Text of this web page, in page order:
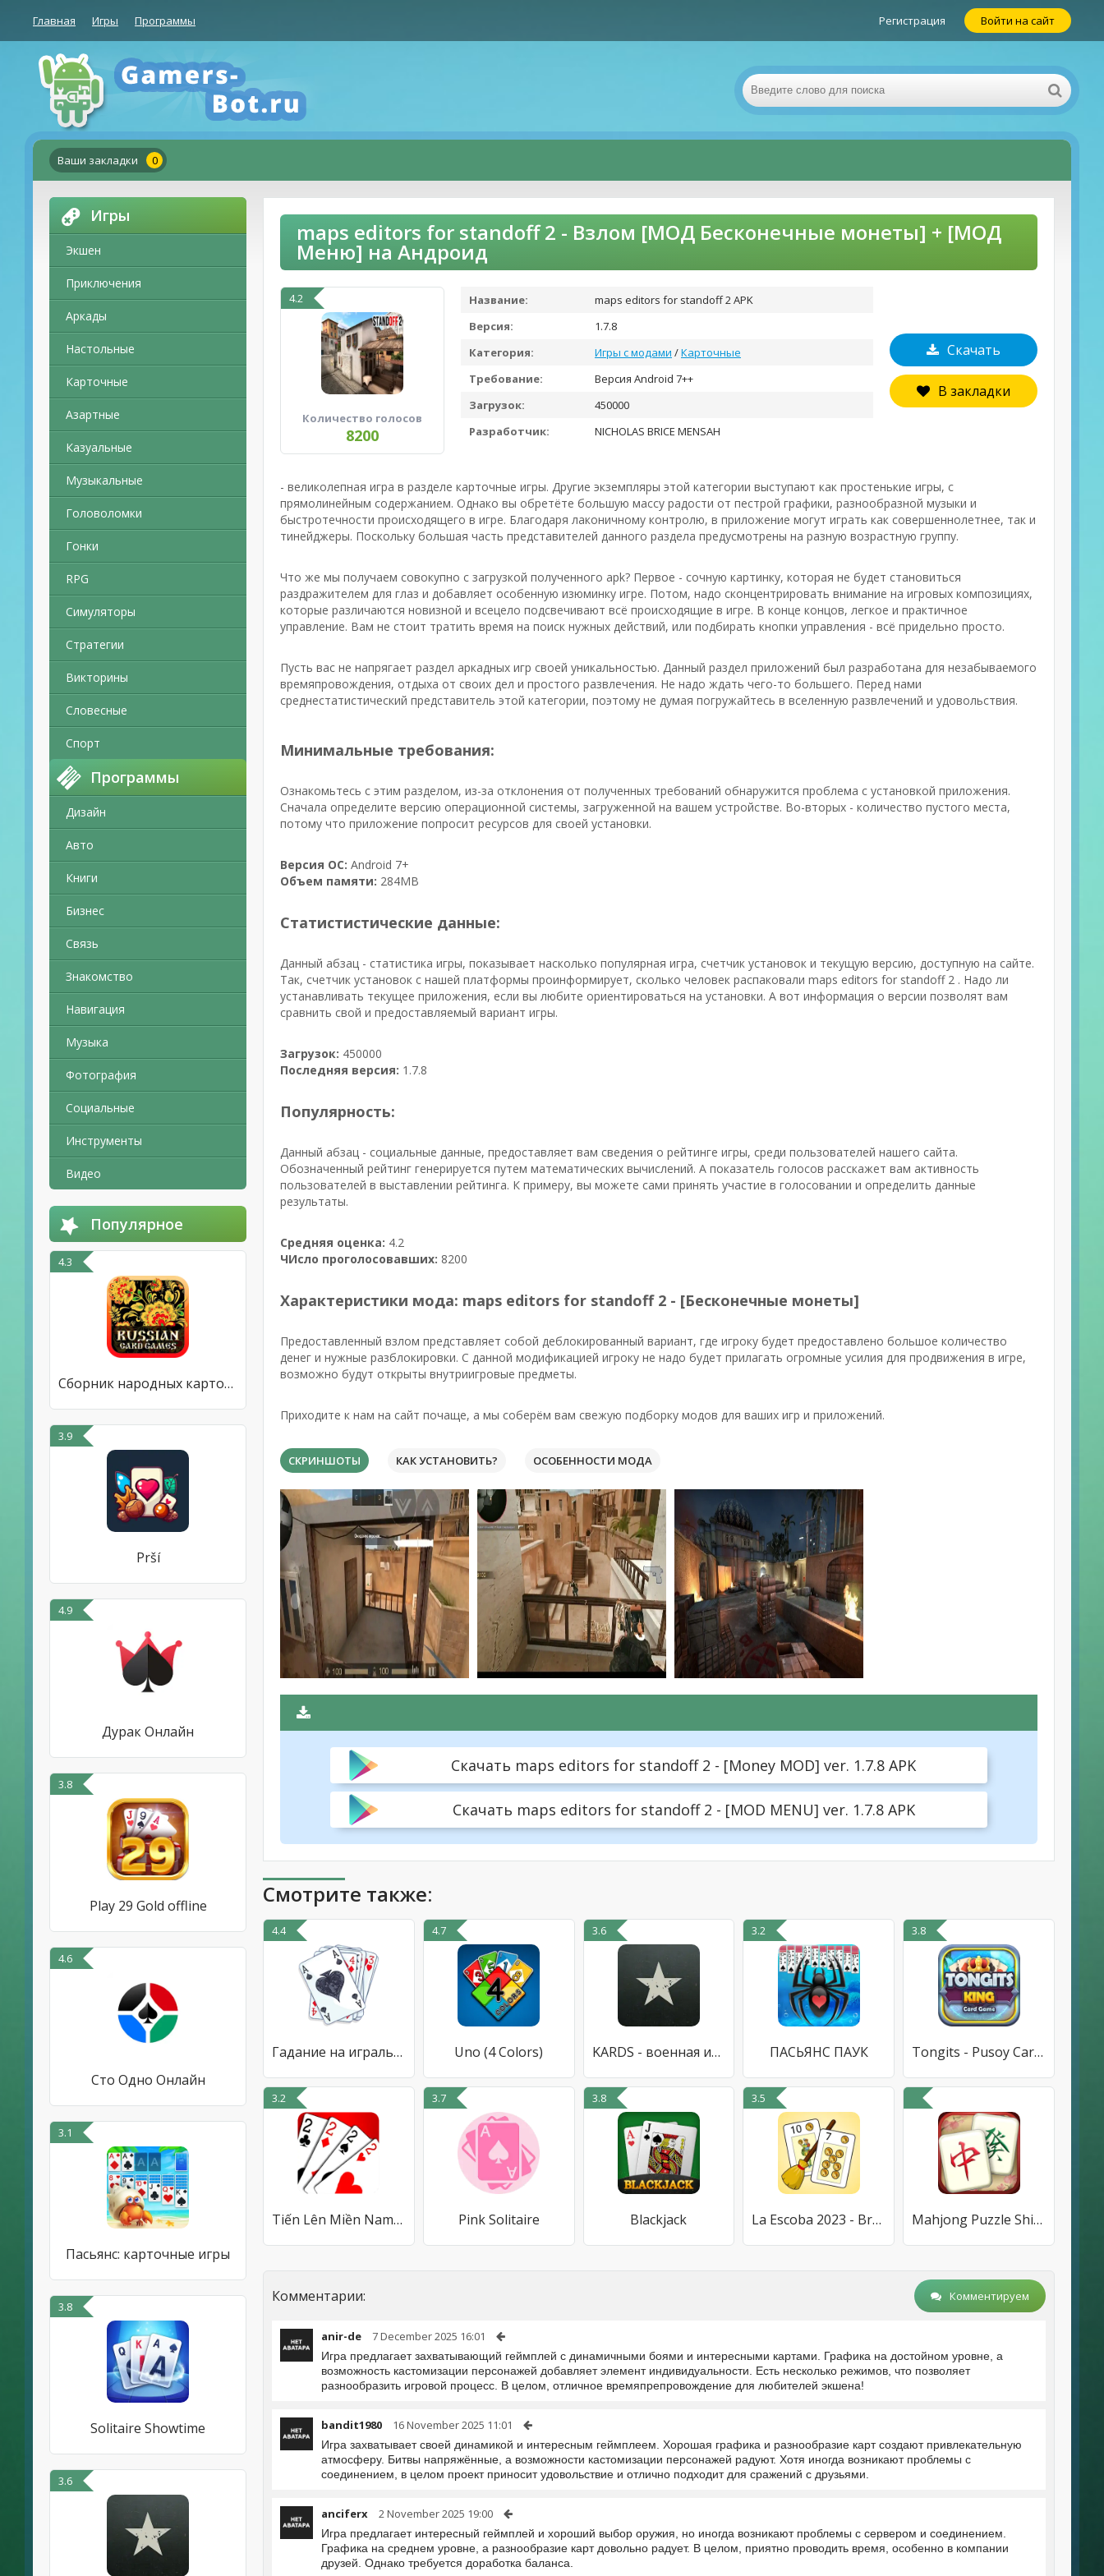
Главная Игры Программы Регистрация Войти на сайт
Ваши закладки 0
Игры
Экшен
Приключения
Аркады
Настольные
Карточные
Азартные
Казуальные
Музыкальные
Головоломки
Гонки
RPG
Симуляторы
Стратегии
Викторины
Словесные
Спорт
Программы
Дизайн
Авто
Книги
Бизнес
Связь
Знакомство
Навигация
Музыка
Фотография
Социальные
Инструменты
Видео
Популярное
4.3
Сборник народных карточных игр
3.9
Prší
4.9
Дурак Онлайн
3.8
Play 29 Gold offline
4.6
Сто Одно Онлайн
3.1
Пасьянс: карточные игры
3.8
Solitaire Showtime
3.6
maps editors for standoff 2 - Взлом [МОД Бесконечные монеты] + [МОД
Меню] на Андроид
4.2
Количество голосов
8200
Скачать
В закладки
Название:
maps editors for standoff 2 APK
Версия:
1.7.8
Категория:
Игры с модами /Карточные
Требование:
Версия Android 7++
Загрузок:
450000
Разработчик:
NICHOLAS BRICE MENSAH
- великолепная игра в разделе карточные игры. Другие экземпляры этой категории выступают как простенькие игры, с
прямолинейным содержанием. Однако вы обретёте большую массу радости от пестрой графики, разнообразной музыки и
быстротечности происходящего в игре. Благодаря лаконичному контролю, в приложение могут играть как совершеннолетнее, так и
тинейджеры. Поскольку большая часть представителей данного раздела предусмотрены на разную возрастную группу.
Что же мы получаем совокупно с загрузкой полученного apk? Первое - сочную картинку, которая не будет становиться
раздражителем для глаз и добавляет особенную изюминку игре. Потом, надо сконцентрировать внимание на игровых композициях,
которые различаются новизной и всецело подсвечивают всё происходящие в игре. В конце концов, легкое и практичное
управление. Вам не стоит тратить время на поиск нужных действий, или подбирать кнопки управления - всё придельно просто.
Пусть вас не напрягает раздел аркадных игр своей уникальностью. Данный раздел приложений был разработана для незабываемого
времяпровождения, отдыха от своих дел и простого развлечения. Не надо ждать чего-то большего. Перед нами
среднестатистический представитель этой категории, поэтому не думая погружайтесь в вселенную развлечений и удовольствия.
Минимальные требования:
Ознакомьтесь с этим разделом, из-за отклонения от полученных требований обнаружится проблема с установкой приложения.
Сначала определите версию операционной системы, загруженной на вашем устройстве. Во-вторых - количество пустого места,
потому что приложение попросит ресурсов для своей установки.
Версия ОС: Android 7+
Объем памяти: 284MB
Статистистические данные:
Данный абзац - статистика игры, показывает насколько популярная игра, счетчик установок и текущую версию, доступную на сайте.
Так, счетчик установок с нашей платформы проинформирует, сколько человек распаковали maps editors for standoff 2 . Надо ли
устанавливать текущее приложения, если вы любите ориентироваться на установки. А вот информация о версии позволят вам
сравнить свой и предоставляемый вариант игры.
Загрузок: 450000
Последняя версия: 1.7.8
Популярность:
Данный абзац - социальные данные, предоставляет вам сведения о рейтинге игры, среди пользователей нашего сайта.
Обозначенный рейтинг генерируется путем математических вычислений. А показатель голосов расскажет вам активность
пользователей в выставлении рейтинга. К примеру, вы можете сами принять участие в голосовании и определить данные
результаты.
Средняя оценка: 4.2
ЧИсло проголосовавших: 8200
Характеристики мода: maps editors for standoff 2 - [Бесконечные монеты]
Предоставленный взлом представляет собой деблокированный вариант, где игроку будет предоставлено большое количество
денег и нужные разблокировки. С данной модификацией игроку не надо будет прилагать огромные усилия для продвижения в игре,
возможно будут открыты внутриигровые предметы.
Приходите к нам на сайт почаще, а мы соберём вам свежую подборку модов для ваших игр и приложений.
СКРИНШОТЫ КАК УСТАНОВИТЬ? ОСОБЕННОСТИ МОДА
Скачать maps editors for standoff 2 - [Money MOD] ver. 1.7.8 APK
Скачать maps editors for standoff 2 - [MOD MENU] ver. 1.7.8 APK
Смотрите также:
4.4
Гадание на игральных картах
4.7
Uno (4 Colors)
3.6
KARDS - военная игра
3.2
ПАСЬЯНС ПАУК
3.8
Tongits - Pusoy Card Game
3.2
Tiến Lên Miền Nam - Tien Len
3.7
Pink Solitaire
3.8
Blackjack
3.5
La Escoba 2023 - Broom game Mahjong Puzzle Shisensho
Комментарии: Комментируем
anir-de 7 December 2025 16:01
Игра предлагает захватывающий геймплей с динамичными боями и интересными картами. Графика на достойном уровне, а
возможность кастомизации персонажей добавляет элемент индивидуальности. Есть несколько режимов, что позволяет
разнообразить игровой процесс. В целом, отличное времяпрепровождение для любителей экшена!
bandit1980 16 November 2025 11:01
Игра захватывает своей динамикой и интересным геймплеем. Хорошая графика и разнообразие карт создают привлекательную
атмосферу. Битвы напряжённые, а возможности кастомизации персонажей радуют. Хотя иногда возникают проблемы с
соединением, в целом проект приносит удовольствие и отлично подходит для сражений с друзьями.
anciferx 2 November 2025 19:00
Игра предлагает интересный геймплей и хороший выбор оружия, но иногда возникают проблемы с сервером и соединением.
Графика на среднем уровне, а разнообразие карт довольно радует. В целом, приятно проводить время, особенно в компании
друзей. Однако требуется доработка баланса.